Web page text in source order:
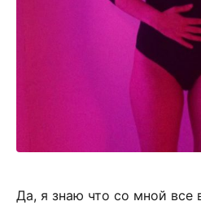
Да, я знаю что со мной все